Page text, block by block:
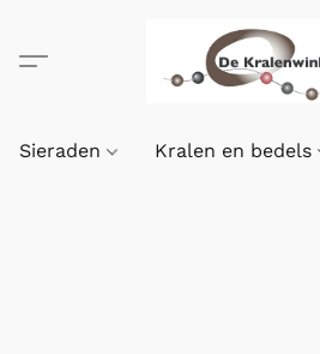
Sieraden Kralen en bedels